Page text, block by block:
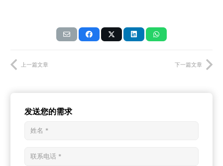
上一篇文章 下一篇文章
发送您的需求